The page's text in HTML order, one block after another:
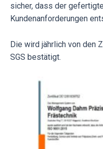
sicher, dass der
Kundenanforderungen
Die wird jährlich von den
SGS bestätigt.